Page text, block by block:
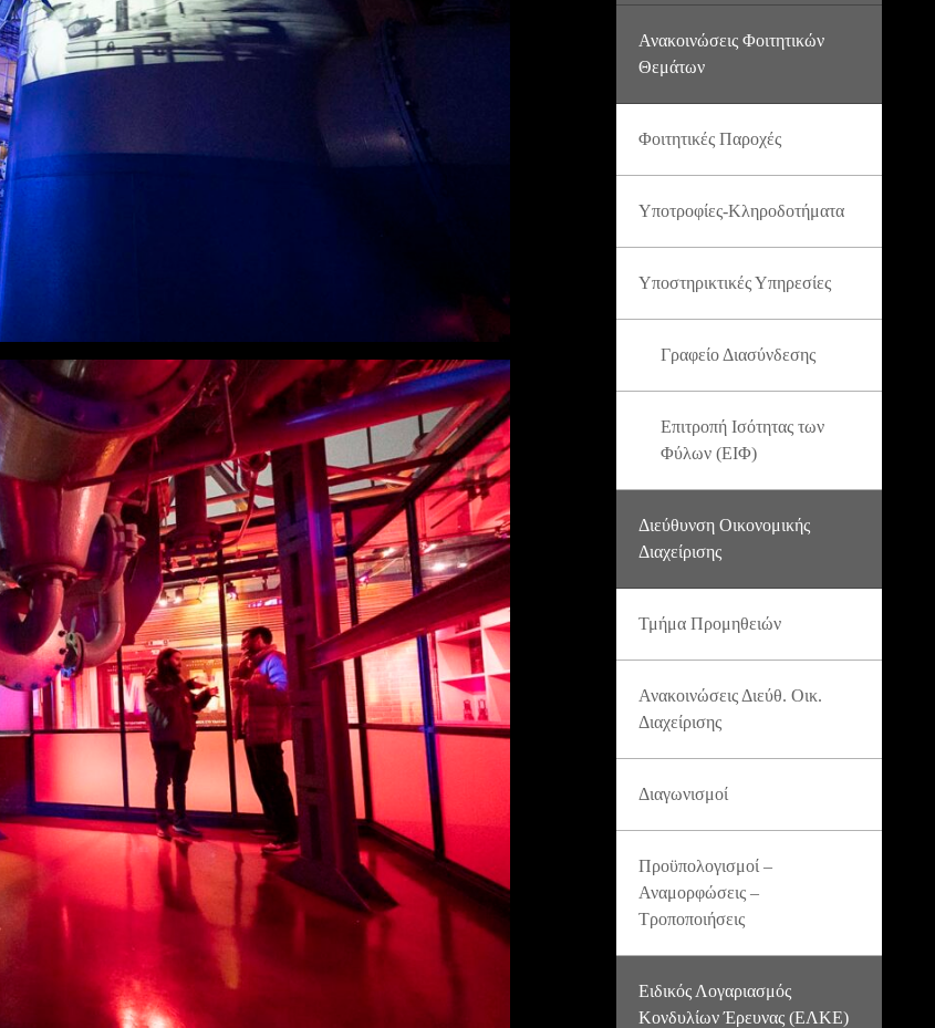
Ανακοινώσεις Φοιτητικών
Θεμάτων
Φοιτητικές Παροχές
Υποτροφίες-Κληροδοτήματα
Υποστηρικτικές Υπηρεσίες
Γραφείο Διασύνδεσης
Επιτροπή Ισότητας των
Φύλων (ΕΙΦ)
Διεύθυνση Οικονομικής
Διαχείρισης
Τμήμα Προμηθειών
Ανακοινώσεις Διεύθ. Οικ.
Διαχείρισης
Διαγωνισμοί
Προϋπολογισμοί –
Αναμορφώσεις –
Τροποποιήσεις
Ειδικός Λογαριασμός
Κονδυλίων Έρευνας (ΕΛΚΕ)